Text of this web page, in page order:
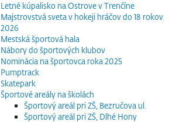
Letné kúpalisko na Ostrove v Trenčíne
Majstrovstvá sveta v hokeji hráčov do 18 rokov
2026
Mestská športová hala
Nábory do športových klubov
Nominácia na športovca roka 2025
Pumptrack
Skatepark
Športové areály na školách
Športový areál pri ZŠ, Bezručova ul.
Športový areál pri ZŠ, Dlhé Hony